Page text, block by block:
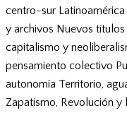
centro-sur Latinoamérica
y archivos Nuevos títulos
capitalismo y
pensamiento colectivo
autonomía Territorio,
Zapatismo, Revolución y